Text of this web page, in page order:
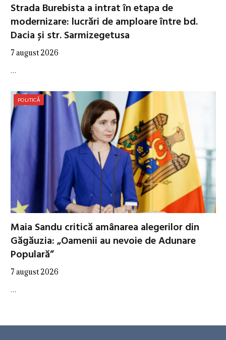
Strada Burebista a intrat în etapa de
modernizare: lucrări de amploare între bd.
Dacia și str. Sarmizegetusa
7 august 2026
…
POLITICĂ
Maia Sandu critică amânarea alegerilor din
Găgăuzia: „Oamenii au nevoie de Adunare
Populară”
7 august 2026
…